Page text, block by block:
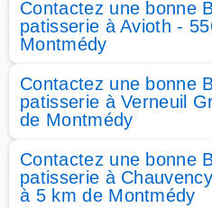
Contactez une bonne
patisserie à Avioth -
Montmédy
Contactez une bonne
patisserie à Verneuil
de Montmédy
Contactez une bonne
patisserie à
à 5 km de Montmédy